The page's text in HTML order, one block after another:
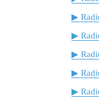
▶
▶
▶
▶
▶